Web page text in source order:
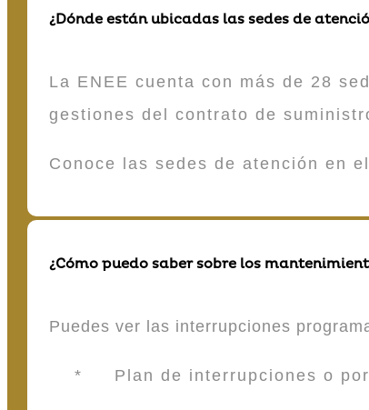
¿Dónde están ubicadas las sedes de
La ENEE cuenta con más de 28
gestiones del contrato de
Conoce las sedes de atención en
¿Cómo puedo saber sobre los
Puedes ver las interrupciones
* Plan de interrupciones o por